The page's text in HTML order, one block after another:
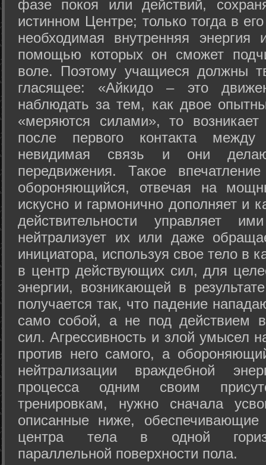
фазе покоя или действий,
истинном Центре; только тогда в
необходимая внутренняя
помощью которых он сможет
воле. Поэтому учащиеся должны
гласящее: «Айкидо – это
наблюдать за тем, как двое
«меряются силами», то возникает
после первого контакта
невидимая связь и они
передвижения. Такое
обороняющийся, отвечая на
искусно и гармонично дополняет и
действительности управляет
нейтрализует их или даже
инициатора, используя свое тело в
в центр действующих сил, для
энергии, возникающей в
получается так, что падение
само собой, а не под действием
сил. Агрессивность и злой умысел
против него самого, а
нейтрализации враждебной
процесса одним своим
тренировкам, нужно сначала
описанные ниже, обеспечивающие
центра тела в одной
параллельной поверхности пола.